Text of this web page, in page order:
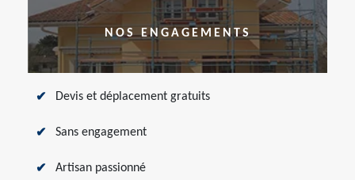
NOS ENGAGEMENTS
Devis et déplacement gratuits
Sans engagement
Artisan passionné